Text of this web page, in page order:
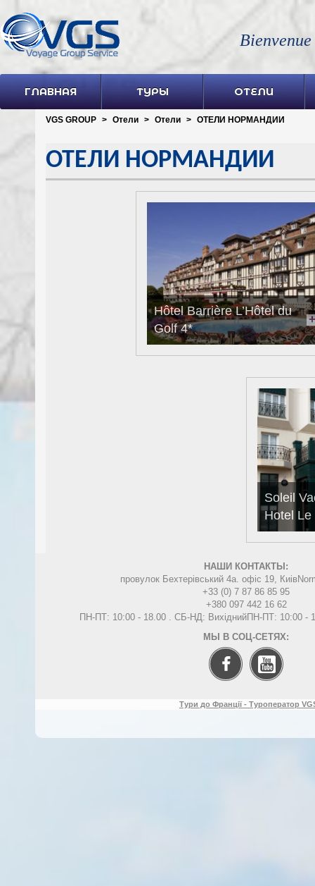
ГЛАВНАЯ ТУРЫ ОТЕЛИ
VGS GROUP > Отели > Отели > ОТЕЛИ НОРМАНДИИ
ОТЕЛИ НОРМАНДИИ
Hôtel Barrière L’Hôtel du
Golf 4*
Soleil
Hotel Le
НАШИ КОНТАКТЫ:
провулок Бехтерівський 4а. офіс 19, Киів
+33 (0) 7 87 86 85 95
+380 097 442 16 62
ПН-ПТ: 10:00 - 18.00 . СБ-НД: ВихіднийПН-ПТ: 10:00 -
МЫ В СОЦ-СЕТЯХ:
Тури до Франції - Туроператор